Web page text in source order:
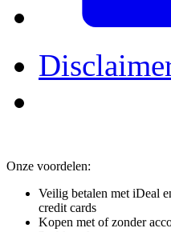
Onze voordelen:
Veilig betalen met iDeal
credit cards
Kopen met of zonder